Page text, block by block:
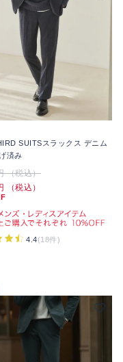
SUITSスラックス デニム
済み
（税込）
（税込）
4.4(18件)